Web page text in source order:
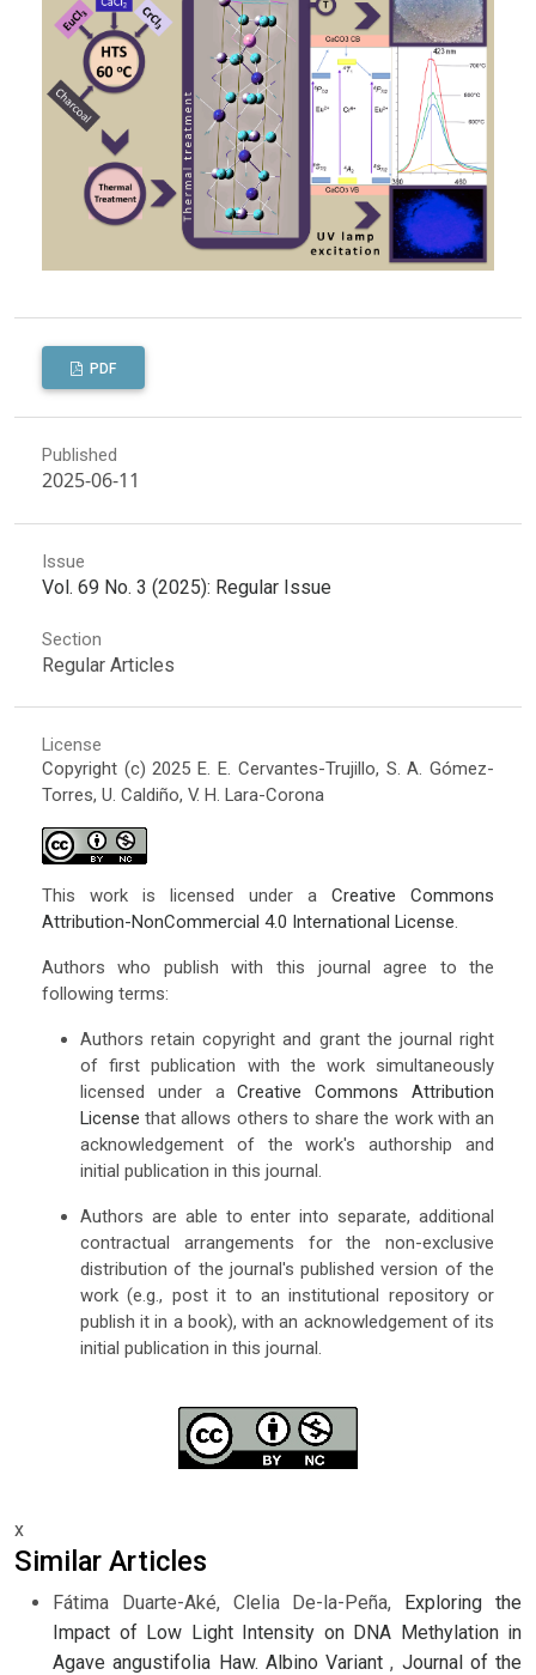
PDF
Published
2025-06-11
Issue
Vol. 69 No. 3 (2025): Regular Issue
Section
Regular Articles
License
Copyright (c) 2025 E. E. Cervantes-Trujillo, S. A. Gómez-
Torres, U. Caldiño, V. H. Lara-Corona
This work is licensed under aCreative Commons
Attribution-NonCommercial 4.0 International License.
Authors who publish with this journal agree to the
following terms:
Authors retain copyright and grant the journal right
of first publication with the work simultaneously
licensed under aCreative Commons Attribution
License that allows others to share the work with an
acknowledgement of the work's authorship and
initial publication in this journal.
Authors are able to enter into separate, additional
contractual arrangements for the non-exclusive
distribution of the journal's published version of the
work (e.g., post it to an institutional repository or
publish it in a book), with an acknowledgement of its
initial publication in this journal.
x
Similar Articles
Fátima Duarte-Aké, Clelia De-la-Peña, Exploring the
Impact of Low Light Intensity on DNA Methylation in
Agave angustifolia Haw. Albino Variant, Journal of the